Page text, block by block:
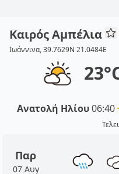
Καιρός Αμπέλια
Ιωάννινα, 39.7629N 21.0484E
Ανατολή Ηλίου06:40
Παρ
07 Αυγ